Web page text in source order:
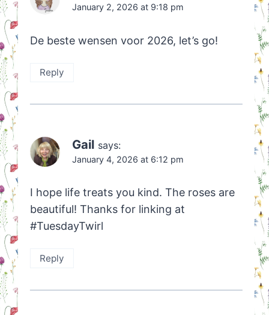
January 2, 2026 at 9:18 pm
De beste wensen voor 2026, let’s go!
Reply
Gail says:
January 4, 2026 at 6:12 pm
I hope life treats you kind. The roses are
beautiful! Thanks for linking at
#TuesdayTwirl
Reply